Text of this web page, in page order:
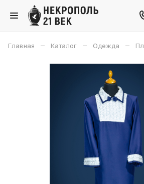
Главная – Каталог – Одежда –